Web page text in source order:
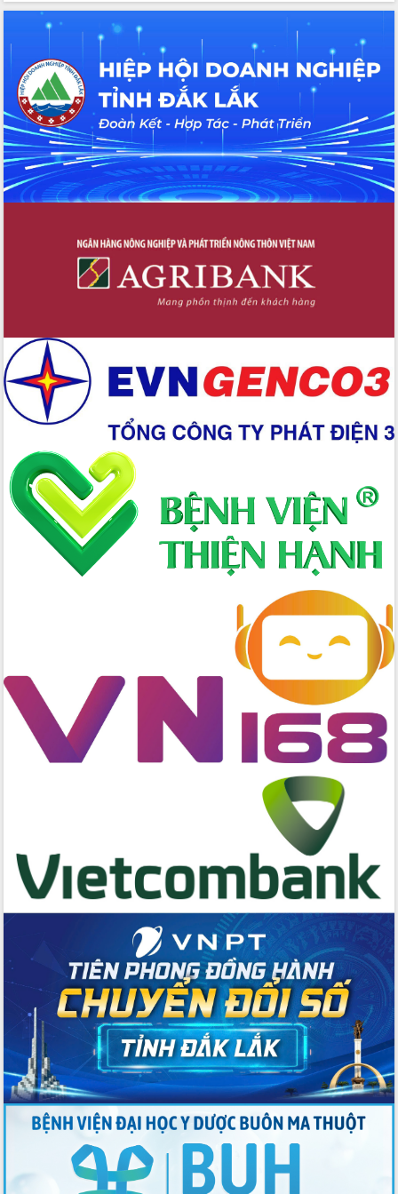
Hồ Thị Nguyên Thảo làm việc tại Trung
tâm Phục vụ hành chính công xã Ea
Xây dựng nền hành chính số đồng
hành cùng nông dân dân, doanh nghiệp
Giai đoạn 2026-2030, Đắk Lắk phấn
đấu có 77% xã đạt chuẩn nông thôn
mới
Chuyển đổi số 'mở đường' cho nông
nghiệp Đắk Lắk tăng trưởng bứt phá
Triển khai đồng bộ đo đạc, lập hồ sơ
Ứng dụng sinh trắc học - Bước tiến
trong hành trình chuyển đổi số tại Đắk
Đảng từ Sổ tay đảng viên điện tử
Đắk Lắk đẩy mạnh nuôi biển công
nghệ, hướng tới phát triển thủy sản
bền vững
Tập huấn nâng cao năng lực triển khai
chuyển đổi số cho cán bộ, công chức
cấp xã
Đắk Lắk phát động hưởng ứng Ngày
Quyền của người tiêu dùng Việt Nam
2026
Đẩy mạnh cải cách hành chính, quyết
tâm đạt được mục tiêu tăng trưởng
hai con số trong năm 2026
Bệnh án điện tử thúc đẩy chuyển đổi
số y tế tại Đắk Lắk
Chuyển đổi số thư viện: Mở rộng
không gian tri thức trong thời đại số
Bầu cử Quốc hội và HĐND: Cử tri Đắk
Lắk gửi gắm niềm tin, kỳ vọng vào lá
phiếu
Đắk Lắk sẵn sàng các điều kiện cho
Ngày hội bầu cử đại biểu Quốc hội
khóa XVI và HĐND các cấp nhiệm kỳ
2026-2031
Đảm bảo cuộc bầu cử đại biểu Quốc
hội và đại biểu HĐND các cấp diễn ra
an toàn, hiệu quả, đúng quy định
Thủ tướng Chính phủ Phạm Minh Chính
kiểm tra, chỉ đạo hoàn thành các dự
án cao tốc và thăm khu tái định cư tại
Đắk Lắk
Sôi nổi Hội đua ngựa truyền thống Gò
Thì Thùng mừng Xuân Bính Ngọ 2026
Lãnh đạo tỉnh dâng hương tưởng niệm
tại Đập Đồng Cam đầu Xuân Bính Ngọ